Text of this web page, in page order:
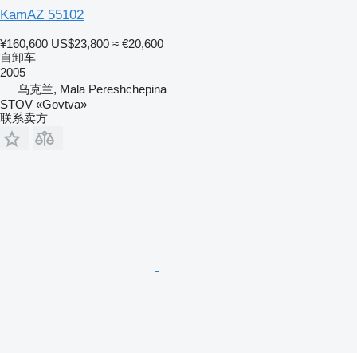
KamAZ 55102
¥160,600 US$23,800 ≈ €20,600
自卸车
2005
乌克兰, Mala Pereshchepina
STOV «Govtva»
联系卖方